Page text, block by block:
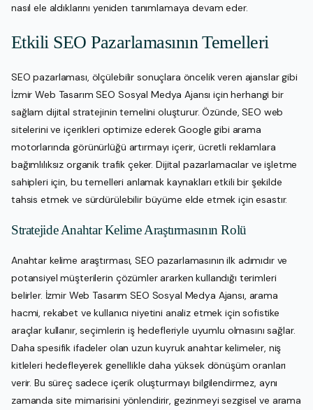
nasıl ele aldıklarını yeniden tanımlamaya devam eder.
Etkili SEO Pazarlamasının Temelleri
SEO pazarlaması, ölçülebilir sonuçlara öncelik veren ajanslar gibi
İzmir Web Tasarım SEO Sosyal Medya Ajansı için herhangi bir
sağlam dijital stratejinin temelini oluşturur. Özünde, SEO web
sitelerini ve içerikleri optimize ederek Google gibi arama
motorlarında görünürlüğü artırmayı içerir, ücretli reklamlara
bağımlılıksız organik trafik çeker. Dijital pazarlamacılar ve işletme
sahipleri için, bu temelleri anlamak kaynakları etkili bir şekilde
tahsis etmek ve sürdürülebilir büyüme elde etmek için esastır.
Stratejide Anahtar Kelime Araştırmasının Rolü
Anahtar kelime araştırması, SEO pazarlamasının ilk adımıdır ve
potansiyel müşterilerin çözümler ararken kullandığı terimleri
belirler. İzmir Web Tasarım SEO Sosyal Medya Ajansı, arama
hacmi, rekabet ve kullanıcı niyetini analiz etmek için sofistike
araçlar kullanır, seçimlerin iş hedefleriyle uyumlu olmasını sağlar.
Daha spesifik ifadeler olan uzun kuyruk anahtar kelimeler, niş
kitleleri hedefleyerek genellikle daha yüksek dönüşüm oranları
verir. Bu süreç sadece içerik oluşturmayı bilgilendirmez, aynı
zamanda site mimarisini yönlendirir, gezinmeyi sezgisel ve arama